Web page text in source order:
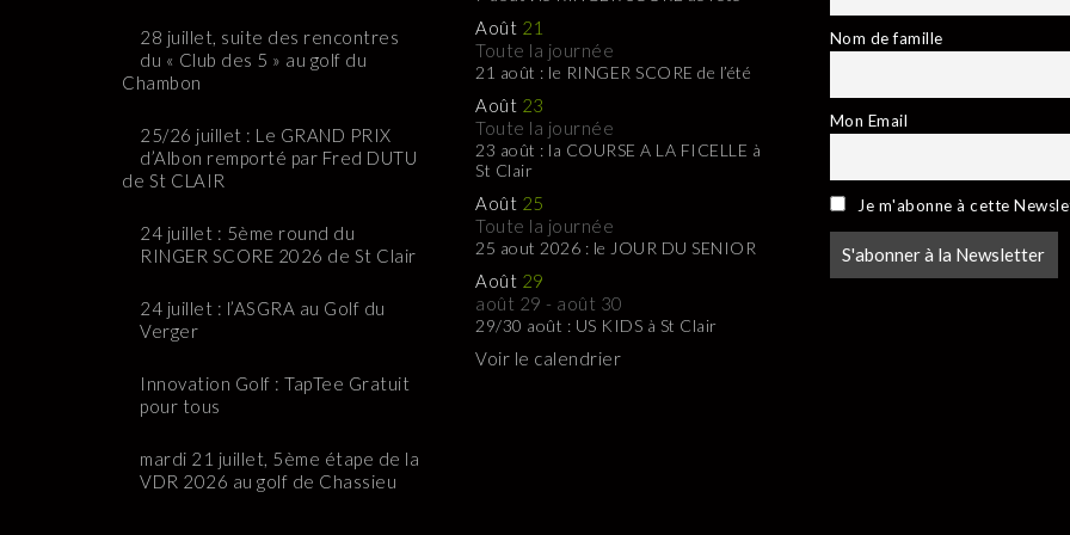
28 juillet, suite des rencontres
du « Club des 5 » au golf du
Chambon
25/26 juillet : Le GRAND PRIX
d’Albon remporté par Fred DUTU
de St CLAIR
24 juillet : 5ème round du
RINGER SCORE 2026 de St Clair
24 juillet : l’ASGRA au Golf du
Verger
Innovation Golf : TapTee Gratuit
pour tous
mardi 21 juillet, 5ème étape de la
VDR 2026 au golf de Chassieu
Août 21
Toute la journée
21 août : le RINGER SCORE de l’été
Août 23
Toute la journée
23 août : la COURSE A LA FICELLE à
St Clair
Août 25
Toute la journée
25 aout 2026 : le JOUR DU SENIOR
Août 29
août 29 - août 30
29/30 août : US KIDS à St Clair
Voir le calendrier
Nom de famille
Mon Email
Je m'abonne à cette